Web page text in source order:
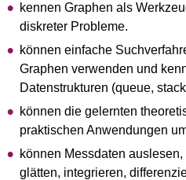
kennen Graphen als
diskreter Probleme.
können einfache
Graphen verwenden und
Datenstrukturen (queue,
können die gelernten
praktischen Anwendungen
können Messdaten
glätten, integrieren,